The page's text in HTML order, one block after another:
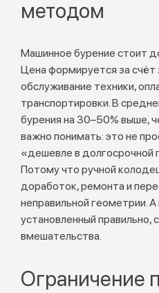
методом
Машинное бурение стоит
Цена формируется за счёт
обслуживание техники,
транспортировки. В
бурения на 30–50% выше,
важно понимать: это не
«дешевле в долгосрочной
Потому что ручной
доработок, ремонта и
неправильной геометрии.
установленный правильно,
вмешательства.
Ограничение